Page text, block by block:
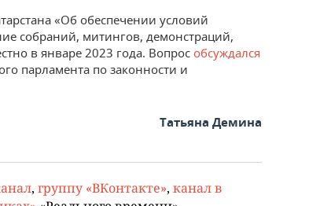
«Об обеспечении условий
собраний, митингов, демонстраций,
в январе 2023 года. Вопрособсуждался
парламента по законности и
Татьяна Демина
, группу «ВКонтакте», канал в